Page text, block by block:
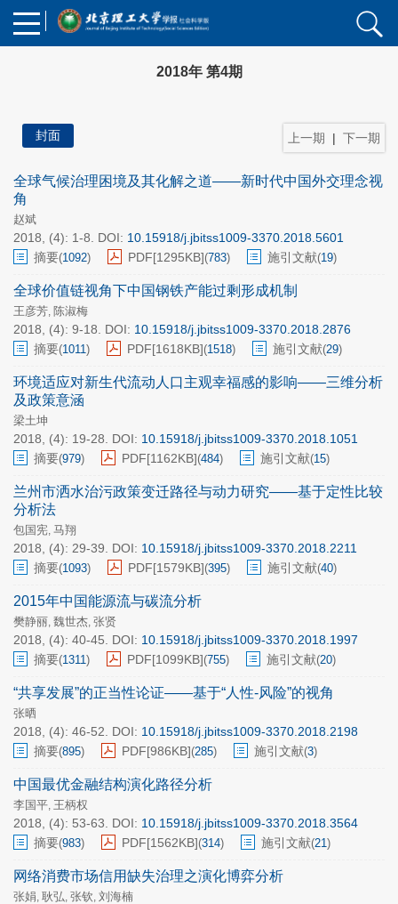
2018年 第4期
上一期 | 下一期
封面
全球气候治理困境及其化解之道——新时代中国外交理念视
角
赵斌
2018, (4): 1-8. DOI: 10.15918/j.jbitss1009-3370.2018.5601
摘要(1092) PDF[1295KB](783) 施引文献(19)
全球价值链视角下中国钢铁产能过剩形成机制
王彦芳, 陈淑梅
2018, (4): 9-18. DOI: 10.15918/j.jbitss1009-3370.2018.2876
摘要(1011) PDF[1618KB](1518) 施引文献(29)
环境适应对新生代流动人口主观幸福感的影响——三维分析
及政策意涵
梁土坤
2018, (4): 19-28. DOI: 10.15918/j.jbitss1009-3370.2018.1051
摘要(979) PDF[1162KB](484) 施引文献(15)
兰州市洒水治污政策变迁路径与动力研究——基于定性比较
分析法
包国宪, 马翔
2018, (4): 29-39. DOI: 10.15918/j.jbitss1009-3370.2018.2211
摘要(1093) PDF[1579KB](395) 施引文献(40)
2015年中国能源流与碳流分析
樊静丽, 魏世杰, 张贤
2018, (4): 40-45. DOI: 10.15918/j.jbitss1009-3370.2018.1997
摘要(1311) PDF[1099KB](755) 施引文献(20)
“共享发展”的正当性论证——基于“人性-风险”的视角
张晒
2018, (4): 46-52. DOI: 10.15918/j.jbitss1009-3370.2018.2198
摘要(895) PDF[986KB](285) 施引文献(3)
中国最优金融结构演化路径分析
李国平, 王柄权
2018, (4): 53-63. DOI: 10.15918/j.jbitss1009-3370.2018.3564
摘要(983) PDF[1562KB](314) 施引文献(21)
网络消费市场信用缺失治理之演化博弈分析
张娟, 耿弘, 张钦, 刘海楠